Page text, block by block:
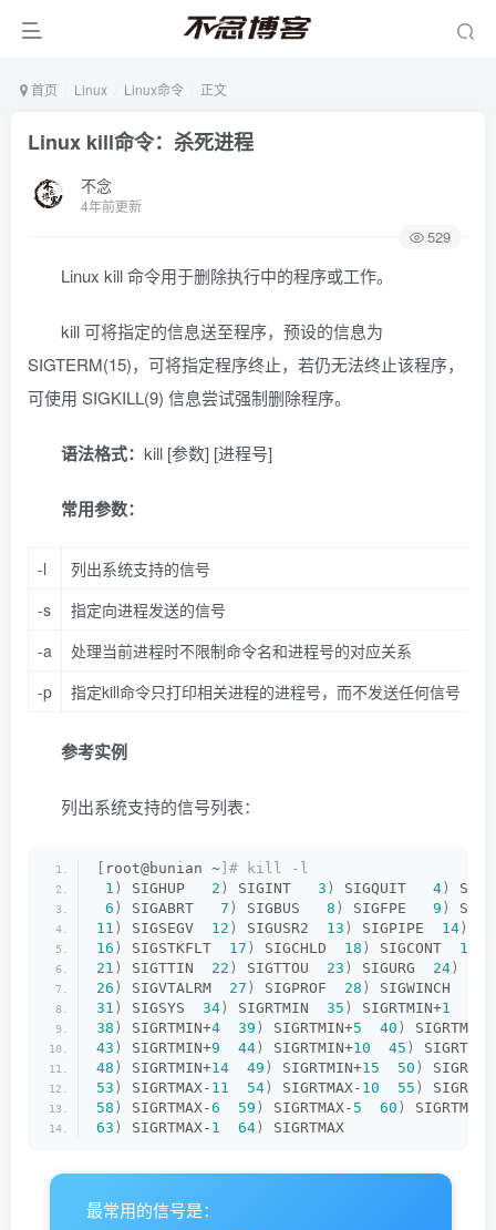
首页 Linux Linux命令 正文
Linux kill命令：杀死进程
不念
4年前更新
529
Linux kill 命令用于删除执行中的程序或工作。
kill 可将指定的信息送至程序，预设的信息为
SIGTERM(15)，可将指定程序终止，若仍无法终止该程序，
可使用 SIGKILL(9) 信息尝试强制删除程序。
语法格式： kill [参数] [进程号]
常用参数：
-l
列出系统支持的信号
-s
指定向进程发送的信号
-a
处理当前进程时不限制命令名和进程号的对应关系
-p
指定kill命令只打印相关进程的进程号，而不发送任何信号
参考实例
列出系统支持的信号列表：
root@bunian ~ ]# kill -l
1 ) SIGHUP 2 ) SIGINT 3 ) SIGQUIT 4 )
6 ) SIGABRT 7 ) SIGBUS 8 ) SIGFPE 9 )
11 ) SIGSEGV 12 ) SIGUSR2 13 ) SIGPIPE 14 )
16 ) SIGSTKFLT 17 ) SIGCHLD 18 ) SIGCONT 19
21 ) SIGTTIN 22 ) SIGTTOU 23 ) SIGURG 24 )
26 ) SIGVTALRM 27 ) SIGPROF 28 ) SIGWINCH
31 ) SIGSYS 34 ) SIGRTMIN 35 ) SIGRTMIN+1
38 ) SIGRTMIN+4 39 ) SIGRTMIN+5 40 ) SIGRTMIN+
43 ) SIGRTMIN+9 44 ) SIGRTMIN+10 45 )
48 ) SIGRTMIN+14 49 ) SIGRTMIN+15 50 )
53 ) SIGRTMAX- 11 54 ) SIGRTMAX- 10 55 )
58 ) SIGRTMAX-6 59 ) SIGRTMAX- 5 60 ) SIGRTMAX-
63 ) SIGRTMAX- 1 64 ) SIGRTMAX
最常用的信号是：